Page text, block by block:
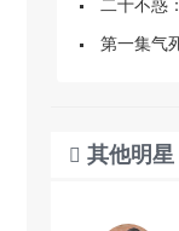
的“无界之
二十不惑
爽成熟，
第一集气
 其他明星